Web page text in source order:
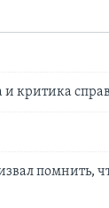
критика
помнить,